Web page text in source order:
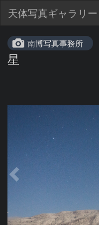
天体写真ギャラリー
南博写真事務所
星